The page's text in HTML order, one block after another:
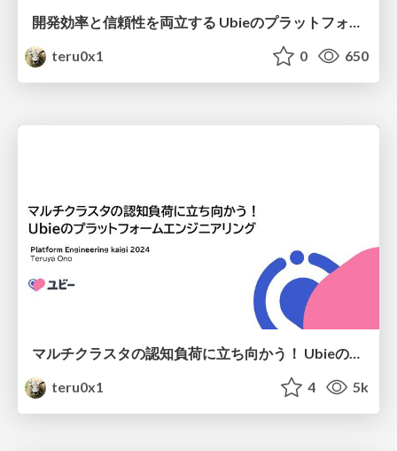
開発効率と信頼性を両立する Ubieのプラットフォームエンジニアリング
teru0x1
0 650
teru0x1
4 5k